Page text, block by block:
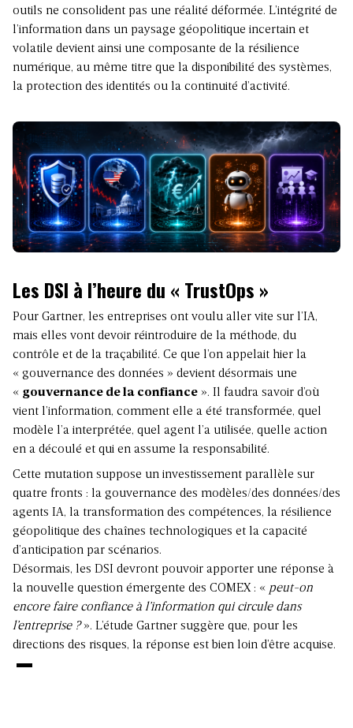
outils ne consolident pas une réalité déformée. L’intégrité de
l’information dans un paysage géopolitique incertain et
volatile devient ainsi une composante de la résilience
numérique, au même titre que la disponibilité des systèmes,
la protection des identités ou la continuité d’activité.
Les DSI à l’heure du « TrustOps »
Pour Gartner, les entreprises ont voulu aller vite sur l’IA,
mais elles vont devoir réintroduire de la méthode, du
contrôle et de la traçabilité. Ce que l’on appelait hier la
« gouvernance des données » devient désormais une
« gouvernance de la confiance ». Il faudra savoir d’où
vient l’information, comment elle a été transformée, quel
modèle l’a interprétée, quel agent l’a utilisée, quelle action
en a découlé et qui en assume la responsabilité.
Cette mutation suppose un investissement parallèle sur
quatre fronts : la gouvernance des modèles/des données/des
agents IA, la transformation des compétences, la résilience
géopolitique des chaînes technologiques et la capacité
d’anticipation par scénarios.
Désormais, les DSI devront pouvoir apporter une réponse à
la nouvelle question émergente des COMEX : « peut-on
encore faire confiance à l’information qui circule dans
l’entreprise ?». L’étude Gartner suggère que, pour les
directions des risques, la réponse est bien loin d’être acquise.